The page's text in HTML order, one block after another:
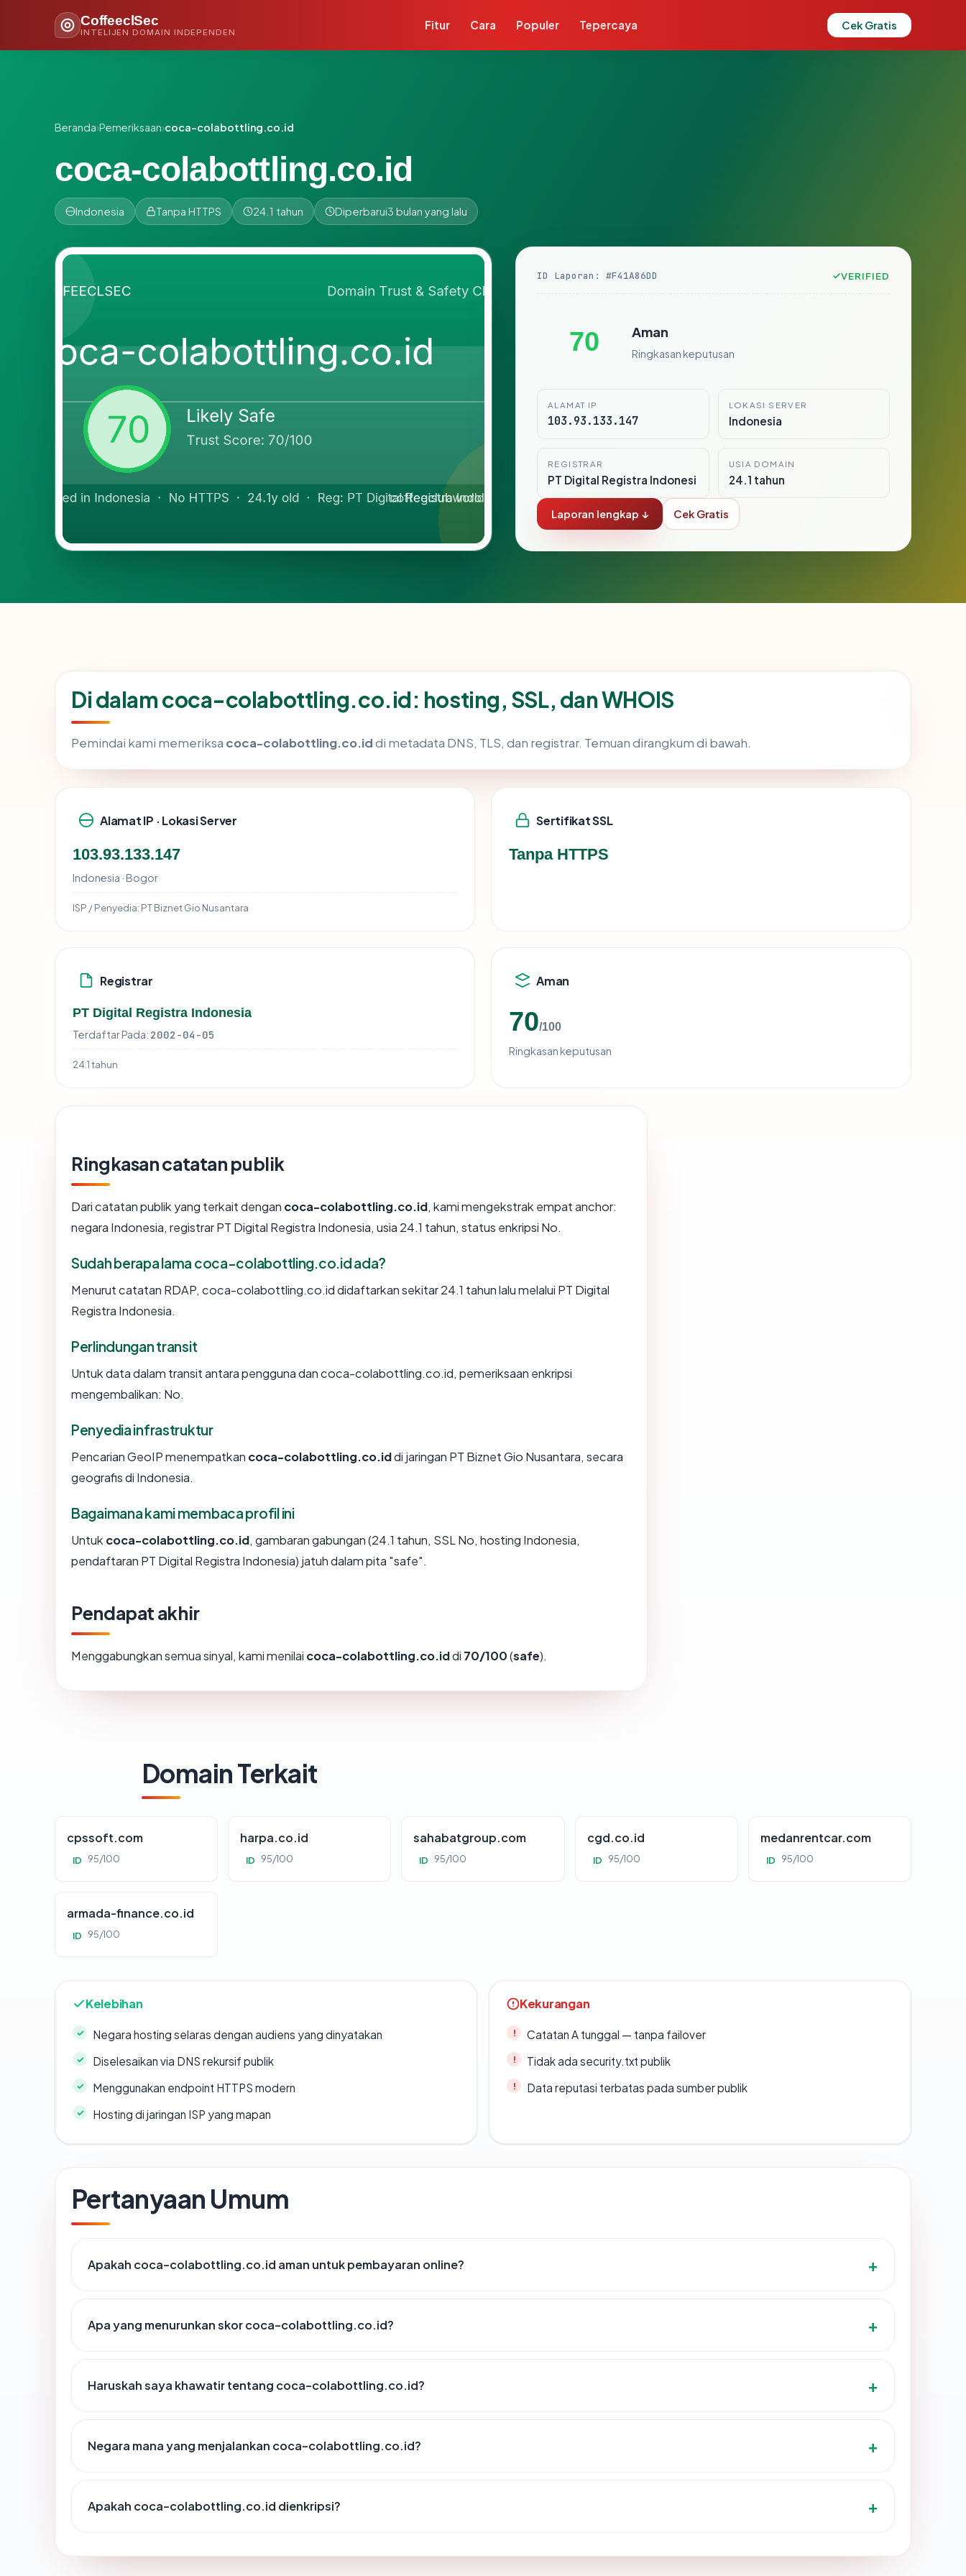
CoffeeclSec
INTELIJEN DOMAIN INDEPENDEN
Fitur Cara Populer Tepercaya Cek Gratis
Beranda›Pemeriksaan›coca-colabottling.co.id
coca-colabottling.co.id
Indonesia Tanpa HTTPS 24.1 tahun Diperbarui3 bulan yang lalu
ID Laporan: #F41A86DD VERIFIED
70 Aman
Ringkasan keputusan
ALAMAT IP
103.93.133.147
LOKASI SERVER
Indonesia
REGISTRAR
PT Digital Registra Indonesi
USIA DOMAIN
24.1 tahun
Laporan lengkap ↓ Cek Gratis
Di dalam coca-colabottling.co.id: hosting, SSL, dan WHOIS
Pemindai kami memeriksa coca-colabottling.co.iddi metadata DNS, TLS, dan registrar. Temuan dirangkum di bawah.
Alamat IP · Lokasi Server
103.93.133.147
Indonesia · Bogor
ISP / Penyedia: PT Biznet Gio Nusantara
Sertifikat SSL
Tanpa HTTPS
Registrar
PT Digital Registra Indonesia
Terdaftar Pada: 2002-04-05
24.1 tahun
Aman
70/100
Ringkasan keputusan
Ringkasan catatan publik
Dari catatan publik yang terkait dengan coca-colabottling.co.id, kami mengekstrak empat anchor:
negara Indonesia, registrar PT Digital Registra Indonesia, usia 24.1 tahun, status enkripsi No.
Sudah berapa lama coca-colabottling.co.id ada?
Menurut catatan RDAP, coca-colabottling.co.id didaftarkan sekitar 24.1 tahun lalu melalui PT Digital
Registra Indonesia.
Perlindungan transit
Untuk data dalam transit antara pengguna dan coca-colabottling.co.id, pemeriksaan enkripsi
mengembalikan: No.
Penyedia infrastruktur
Pencarian GeoIP menempatkan coca-colabottling.co.iddi jaringan PT Biznet Gio Nusantara, secara
geografis di Indonesia.
Bagaimana kami membaca profil ini
Untuk coca-colabottling.co.id, gambaran gabungan (24.1 tahun, SSL No, hosting Indonesia,
pendaftaran PT Digital Registra Indonesia) jatuh dalam pita "safe".
Pendapat akhir
Menggabungkan semua sinyal, kami menilai coca-colabottling.co.iddi 70/100(safe).
Domain Terkait
cpssoft.com
ID 95/100
harpa.co.id
ID 95/100
sahabatgroup.com
ID 95/100
cgd.co.id
ID 95/100
medanrentcar.com
ID 95/100
armada-finance.co.id
ID 95/100
Kelebihan
Negara hosting selaras dengan audiens yang dinyatakan
Diselesaikan via DNS rekursif publik
Menggunakan endpoint HTTPS modern
Hosting di jaringan ISP yang mapan
Kekurangan
Catatan A tunggal — tanpa failover
Tidak ada security.txt publik
Data reputasi terbatas pada sumber publik
Pertanyaan Umum
Apakah coca-colabottling.co.id aman untuk pembayaran online?
Apa yang menurunkan skor coca-colabottling.co.id?
Haruskah saya khawatir tentang coca-colabottling.co.id?
Negara mana yang menjalankan coca-colabottling.co.id?
Apakah coca-colabottling.co.id dienkripsi?